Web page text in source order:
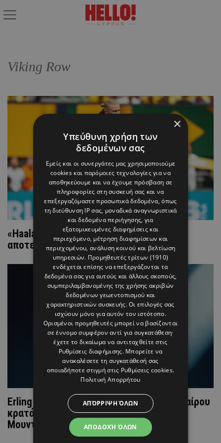
Viking Row
«Haaland Mania»: Γιατί ο Erling Haaland
αποτελεί το pop icon της Gen Z;
Erling Haaland: Το νέο Ιt boy του ποδοσφαίρου
κρατά Hermès και γράφει ιστορία στο
Μουντιάλ
×
Υπεύθυνη χρήση των
δεδομένων σας
Εμείς και οι συνεργάτες μας χρησιμοποιούμε
cookies και παρόμοιες τεχνολογίες για να
αποθηκεύουμε και να έχουμε πρόσβαση σε
πληροφορίες στη συσκευή σας και να
επεξεργαζόμαστε προσωπικά δεδομένα, όπως
τη διεύθυνση IP σας, μοναδικά αναγνωριστικά
και δεδομένα περιήγησης, για
εξατομικευμένες διαφημίσεις και
περιεχόμενο, μέτρηση διαφημίσεων και
περιεχομένου, ανάλυση κοινού και βελτίωση
υπηρεσιών. Προμηθευτές τρίτων (1910)
ενδέχεται επίσης να επεξεργάζονται τα
δεδομένα σας για αυτούς και άλλους σκοπούς,
συμπεριλαμβανομένης της χρήσης ακριβών
δεδομένων γεωεντοπισμού και
χαρακτηριστικών συσκευής. Οι επιλογές σας
ισχύουν μόνο για αυτόν τον ιστότοπο.
Ορισμένοι προμηθευτές μπορεί να βασίζονται
σε έννομο συμφέρον αντί για συγκατάθεση·
έχετε το δικαίωμα να αντιταχθείτε στις
Ρυθμίσεις διαφήμισης. Μπορείτε να
ανακαλέσετε τη συγκατάθεσή σας
οποιαδήποτε στιγμή στις Ρυθμίσεις cookies.
Πολιτική Απορρήτου
ΑΠΟΔΟΧΉ ΌΛΩΝ
ΑΠΌΡΡΙΨΗ ΌΛΩΝ